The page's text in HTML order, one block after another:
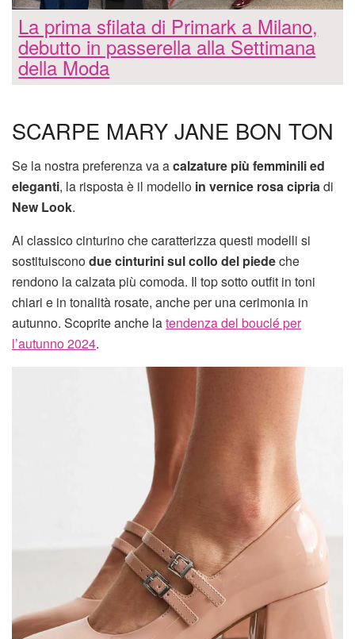
La prima sfilata di Primark a Milano,
debutto in passerella alla Settimana
della Moda
SCARPE MARY JANE BON TON
Se la nostra preferenza va acalzature più femminili ed
eleganti, la risposta è il modello in vernice rosa cipriadi
New Look.
Al classico cinturino che caratterizza questi modelli si
sostituisconodue cinturini sul collo del piedeche
rendono la calzata più comoda. Il top sotto outfit in toni
chiari e in tonalità rosate, anche per una cerimonia in
autunno. Scoprite anche latendenza del bouclé per
l’autunno 2024.